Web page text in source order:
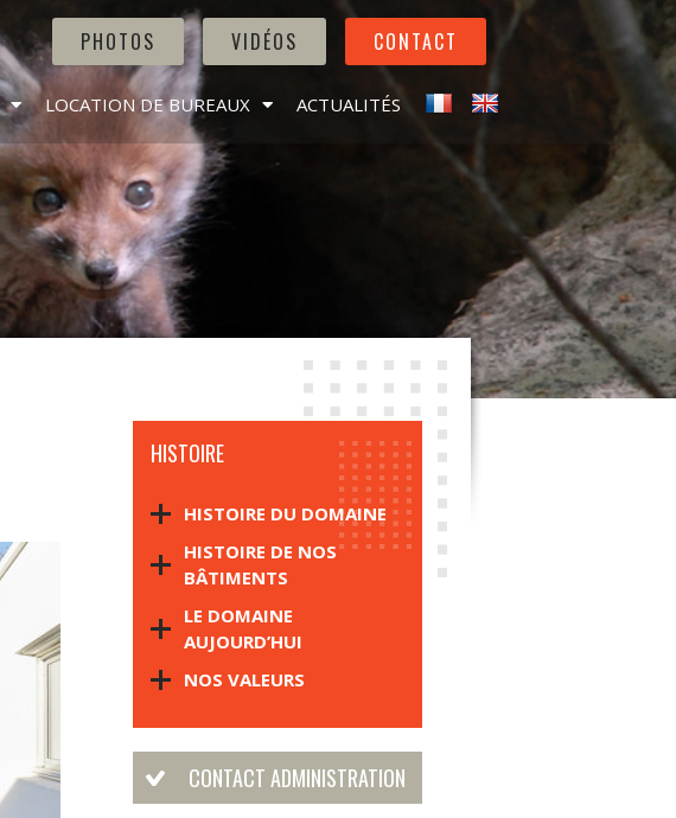
PHOTOS VIDÉOS CONTACT
LOCATION DE BUREAUX ACTUALITÉS
HISTOIRE
HISTOIRE DU DOMAINE
HISTOIRE DE NOS
BÂTIMENTS
LE DOMAINE
AUJOURD’HUI
NOS VALEURS
CONTACT ADMINISTRATION